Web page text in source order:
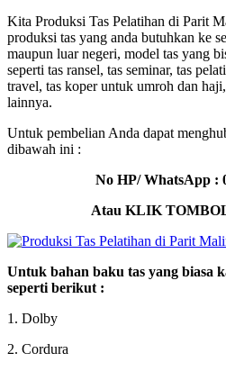
Kita Produksi Tas Pelatihan di Parit
produksi tas yang anda butuhkan ke
maupun luar negeri, model tas yang
seperti tas ransel, tas seminar, tas
travel, tas koper untuk umroh dan
lainnya.
Untuk pembelian Anda dapat
dibawah ini :
No HP/ WhatsApp :
Atau KLIK
Untuk bahan baku tas yang biasa
seperti berikut :
1. Dolby
2. Cordura